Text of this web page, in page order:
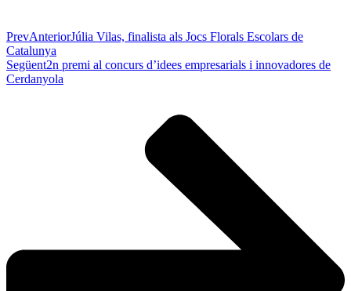
PrevAnteriorJúlia Vilas, finalista als Jocs Florals Escolars de
Catalunya
Següent2n premi al concurs d’idees empresarials i innovadores de
Cerdanyola